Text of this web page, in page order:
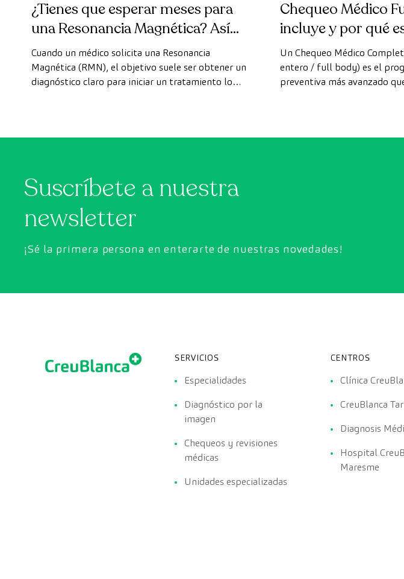
¿Tienes que esperar meses para
una Resonancia Magnética? Así
puedes realizarte la prueba de
forma rápida como paciente
privado
Cuando un médico solicita una Resonancia
Magnética (RMN), el objetivo suele ser obtener un
diagnóstico claro para iniciar un tratamiento lo
Chequeo Médico
incluye y por qué
avanzada
Un Chequeo Médico
entero / full body) es el
preventiva más avanzado
exhaustiva el estado de los
Suscríbete a nuestra
newsletter
¡Sé la primera persona en enterarte de nuestras novedades!
SERVICIOS
Especialidades
Diagnóstico por la
imagen
Chequeos y revisiones
médicas
Unidades especializadas
CENTROS
Clínica
CreuBlanca
Diagnosis
Hospital
Maresme